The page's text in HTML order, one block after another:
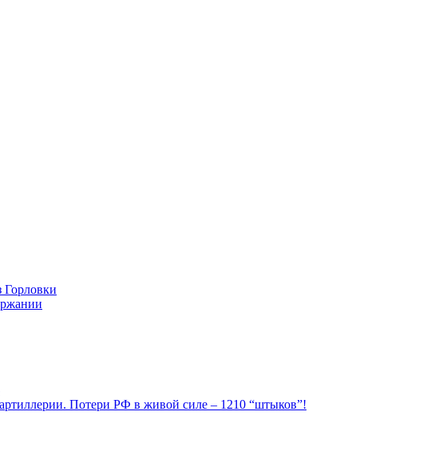
Потери РФ в живой силе – 1210 “штыков”!